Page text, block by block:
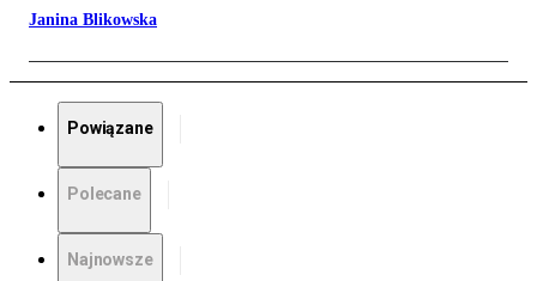
Janina Blikowska
Powiązane
Polecane
Najnowsze